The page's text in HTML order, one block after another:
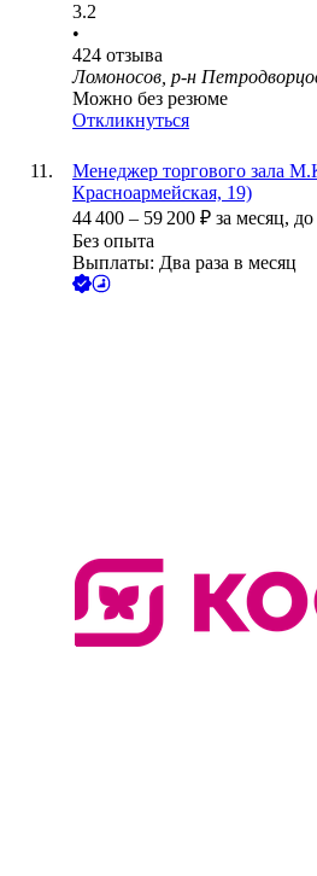
3.2
•
424 отзыва
Ломоносов, р-н
Можно без резюме
Откликнуться
Менеджер торгового зала
Красноармейская, 19)
44 400 – 59 200 ₽ за месяц,
Без опыта
Выплаты: Два раза в месяц